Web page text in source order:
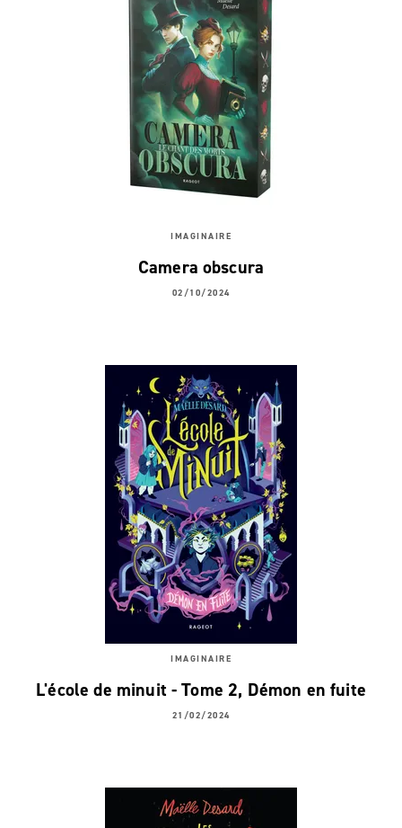
IMAGINAIRE
Camera obscura
02/10/2024
IMAGINAIRE
L'école de minuit - Tome 2, Démon en fuite
21/02/2024